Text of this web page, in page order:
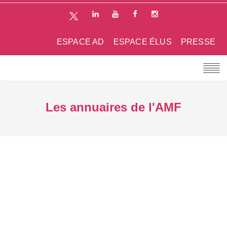
PRESSE
ESPACE ÉLUS
ESPACE AD
Les annuaires de l'AMF